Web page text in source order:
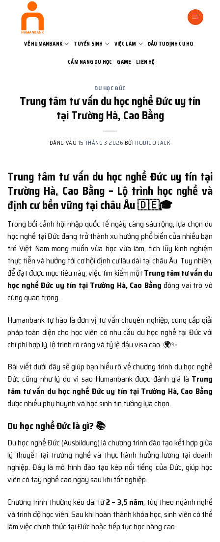
VỀ HUMANBANK TUYỂN SINH VIỆC LÀM ĐẦU TƯ ĐỊNH CƯ HQ
CẨM NANG DU HỌC GAME LIÊN HỆ
DU HỌC ĐỨC
Trung tâm tư vấn du học nghề Đức uy tín
tại Trường Hà, Cao Bằng
ĐĂNG VÀO 15 THÁNG 3 2026 BỞI RODIGO JACK
Trung tâm tư vấn du học nghề Đức uy tín tại
Trường Hà, Cao Bằng – Lộ trình học nghề và
định cư bền vững tại châu Âu 🇩🇪🎓
Trong bối cảnh hội nhập quốc tế ngày càng sâu rộng, lựa chọn du
học nghề tại Đức đang trở thành xu hướng phổ biến của nhiều bạn
trẻ Việt Nam mong muốn vừa học vừa làm, tích lũy kinh nghiệm
thực tiễn và hướng tới cơ hội định cư lâu dài tại châu Âu. Tuy nhiên,
để đạt được mục tiêu này, việc tìm kiếm một Trung tâm tư vấn du
học nghề Đức uy tín tại Trường Hà, Cao Bằng đóng vai trò vô
cùng quan trọng.
Humanbank tự hào là đơn vị tư vấn chuyên nghiệp, cung cấp giải
pháp toàn diện cho học viên có nhu cầu du học nghề tại Đức với
chi phí hợp lý, lộ trình rõ ràng và tỷ lệ đậu visa cao. 🌍✨
Bài viết dưới đây sẽ giúp bạn hiểu rõ về chương trình du học nghề
Đức cũng như lý do vì sao Humanbank được đánh giá là Trung
tâm tư vấn du học nghề Đức uy tín tại Trường Hà, Cao Bằng
được nhiều phụ huynh và học sinh tin tưởng lựa chọn.
Du học nghề Đức là gì? 📚
Du học nghề Đức (Ausbildung) là chương trình đào tạo kết hợp giữa
lý thuyết tại trường nghề và thực hành hưởng lương tại doanh
nghiệp. Đây là mô hình đào tạo kép nổi tiếng của Đức, giúp học
viên có tay nghề cao ngay sau khi tốt nghiệp.
Chương trình thường kéo dài từ2 – 3,5 năm, tùy theo ngành nghề
và trình độ học viên. Sau khi hoàn thành khóa học, sinh viên có thể
làm việc chính thức tại Đức hoặc tiếp tục học nâng cao.